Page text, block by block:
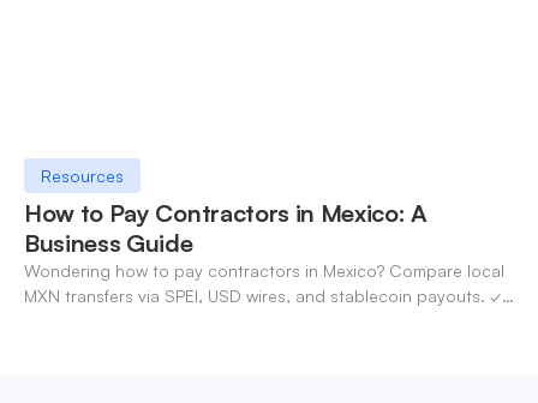
Resources
How to Pay Contractors in Mexico: A
Business Guide
Wondering how to pay contractors in Mexico? Compare local
MXN transfers via SPEI, USD wires, and stablecoin payouts. ✓